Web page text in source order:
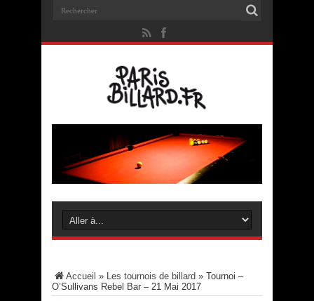
Accueil » Les tournois de billard » Tournoi –
O’Sullivans Rebel Bar – 21 Mai 2017